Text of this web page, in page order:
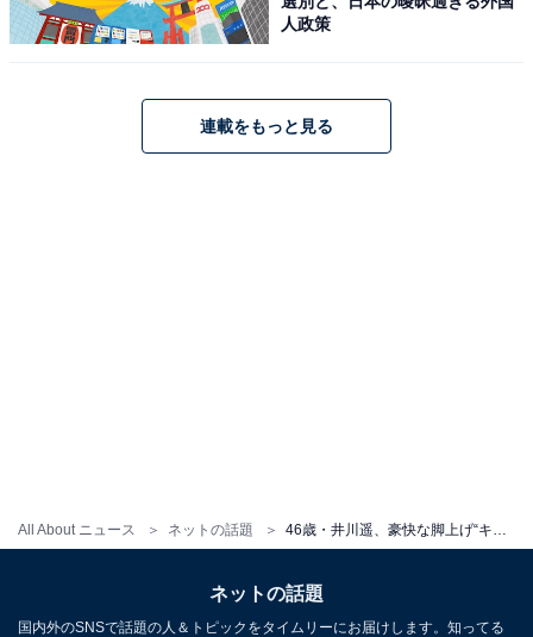
All About ニュース ネットの話題 46歳・井川遥、豪快な脚上げ“キックショット”に「可愛い過ぎる」と長谷川京子も絶賛！
人政策
連載をもっと見る
ネットの話題
国内外のSNSで話題の人＆トピックをタイムリーにお届けします。知ってる